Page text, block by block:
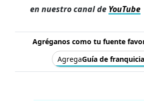
en nuestro canal de YouTube
Agréganos como tu fuente
AgregaGuía de